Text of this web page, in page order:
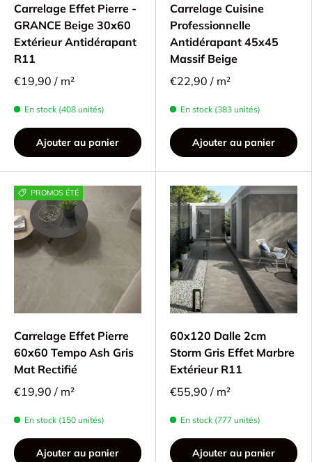
Carrelage Effet Pierre -
GRANCE Beige 30x60
Extérieur Antidérapant
R11
€19,90 / m²
En stock (408 unités)
Ajouter au panier
Carrelage Cuisine
Professionnelle
Antidérapant 45x45
Massif Beige
€22,90 / m²
En stock (383 unités)
Ajouter au panier
PROMOS ÉTÉ
Carrelage Effet Pierre
60x60 Tempo Ash Gris
Mat Rectifié
€19,90 / m²
En stock (150 unités)
Ajouter au panier
60x120 Dalle 2cm
Storm Gris Effet Marbre
Extérieur R11
€55,90 / m²
En stock (777 unités)
Ajouter au panier